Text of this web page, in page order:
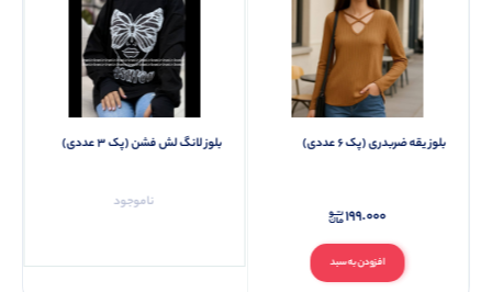
بلوز یقه ضربدری (پک 6 عددی)
افزودن به سبد
199.000
بلوز لانگ لش فشن (پک 3 عددی)
ناموجود